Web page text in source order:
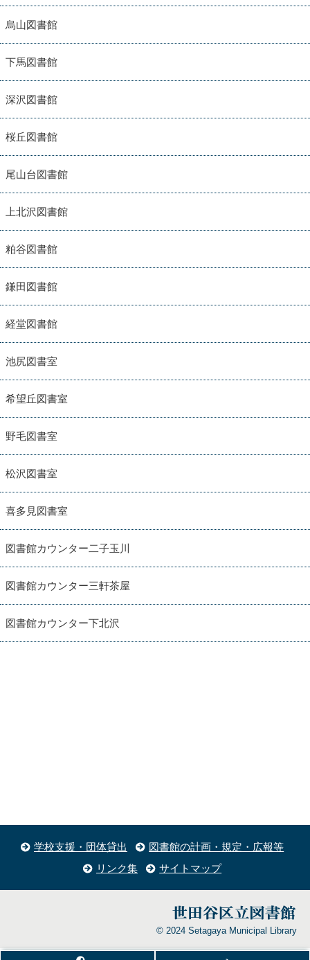
烏山図書館
下馬図書館
深沢図書館
桜丘図書館
尾山台図書館
上北沢図書館
粕谷図書館
鎌田図書館
経堂図書館
池尻図書室
希望丘図書室
野毛図書室
松沢図書室
喜多見図書室
図書館カウンター二子玉川
図書館カウンター三軒茶屋
図書館カウンター下北沢
学校支援・団体貸出
図書館の計画・規定・広報等
リンク集
サイトマップ
© 2024 Setagaya Municipal Library